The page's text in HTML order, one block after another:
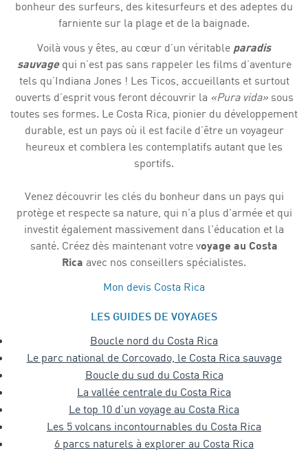
bonheur des surfeurs, des kitesurfeurs et des adeptes du
farniente sur la plage et de la baignade.
Voilà vous y êtes, au cœur d’un véritable paradis
sauvage qui n’est pas sans rappeler les films d’aventure
tels qu’Indiana Jones ! Les Ticos, accueillants et surtout
ouverts d’esprit vous feront découvrir la «Pura vida»sous
toutes ses formes. Le Costa Rica, pionier du développement
durable, est un pays où il est facile d’être un voyageur
heureux et comblera les contemplatifs autant que les
sportifs.
Venez découvrir les clés du bonheur dans un pays qui
protège et respecte sa nature, qui n'a plus d'armée et qui
investit également massivement dans l'éducation et la
santé. Créez dès maintenant votre voyage au Costa
Rica avec nos conseillers spécialistes.
Mon devis Costa Rica
LES GUIDES DE VOYAGES
Boucle nord du Costa Rica
Le parc national de Corcovado, le Costa Rica sauvage
Boucle du sud du Costa Rica
La vallée centrale du Costa Rica
Le top 10 d'un voyage au Costa Rica
Les 5 volcans incontournables du Costa Rica
6 parcs naturels à explorer au Costa Rica